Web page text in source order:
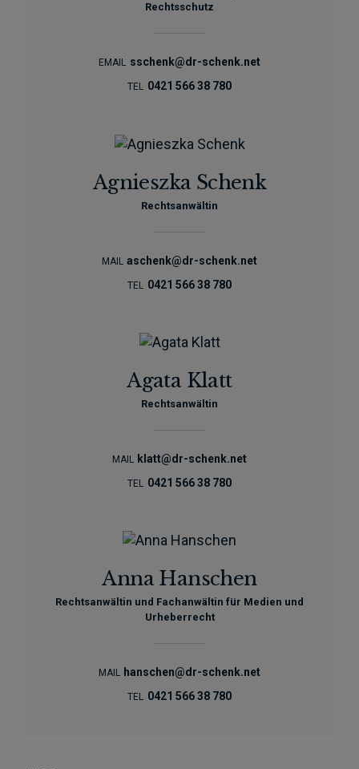
Rechtsschutz
EMAIL sschenk@dr-schenk.net
TEL 0421 566 38 780
Agnieszka Schenk
Rechtsanwältin
MAIL aschenk@dr-schenk.net
TEL 0421 566 38 780
Agata Klatt
Rechtsanwältin
MAIL klatt@dr-schenk.net
TEL 0421 566 38 780
Anna Hanschen
Rechtsanwältin und Fachanwältin für Medien und
Urheberrecht
MAIL hanschen@dr-schenk.net
TEL 0421 566 38 780